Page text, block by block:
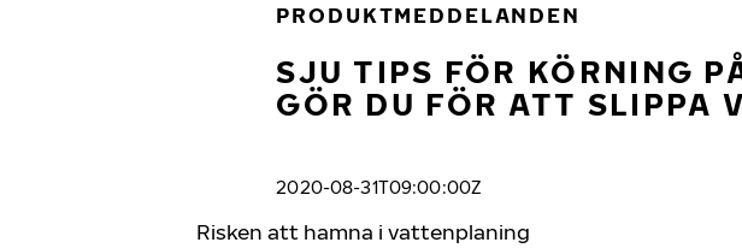
PRODUKTMEDDELANDEN
SJU TIPS FÖR KÖRNING
GÖR DU FÖR ATT SLIPPA
2020-08-31T09:00:00Z
Risken att hamna i vattenplaning